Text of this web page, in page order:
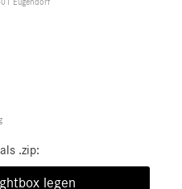
Eugendorf
.zip:
legen